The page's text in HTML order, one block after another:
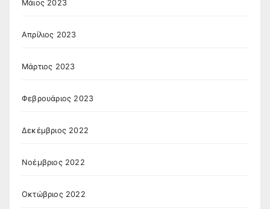
Μάιος 2023
Απρίλιος 2023
Μάρτιος 2023
Φεβρουάριος 2023
Δεκέμβριος 2022
Νοέμβριος 2022
Οκτώβριος 2022